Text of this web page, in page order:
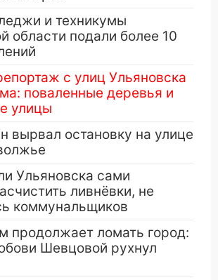
и техникумы
области подали более 10
с улиц Ульяновска
поваленные деревья и
улицы
вырвал остановку на улице
Ульяновска сами
ливнёвки, не
коммунальщиков
продолжает ломать город:
Шевцовой рухнул